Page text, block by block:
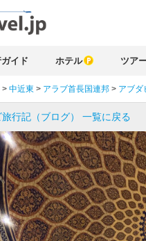
イド ホテル ツア
> 中近東 > アラブ首長国連邦 > アブダ
行記（ブログ） 一覧に戻る